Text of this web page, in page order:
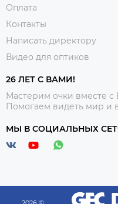
Оплата
Контакты
Написать директору
Видео для оптиков
26 ЛЕТ С ВАМИ!
Мастерим очки вместе с
Помогаем видеть мир и
МЫ В СОЦИАЛЬНЫХ